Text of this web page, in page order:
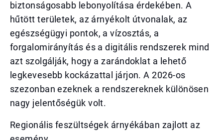
biztonságosabb lebonyolítása érdekében. A
hűtött területek, az árnyékolt útvonalak, az
egészségügyi pontok, a vízosztás, a
forgalomirányítás és a digitális rendszerek mind
azt szolgálják, hogy a zarándoklat a lehető
legkevesebb kockázattal járjon. A 2026-os
szezonban ezeknek a rendszereknek különösen
nagy jelentőségük volt.
Regionális feszültségek árnyékában zajlott az